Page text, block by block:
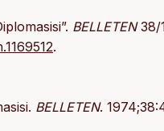
BELLETEN38/
.
BELLETEN.